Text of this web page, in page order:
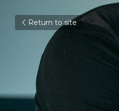
Return to site